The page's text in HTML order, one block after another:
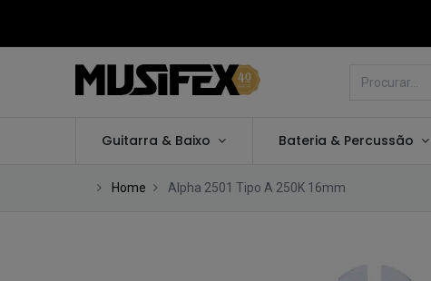
Guitarra & Baixo Bateria & Percussão
Home Alpha 2501 Tipo A 250K 16mm